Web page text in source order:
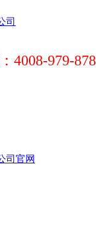
4008-979-878